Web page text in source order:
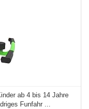
ab 4 bis 14 Jahre
Funfahr ...